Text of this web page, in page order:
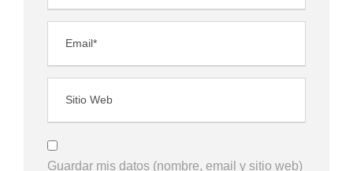
Guardar mis datos (nombre, email y sitio web)